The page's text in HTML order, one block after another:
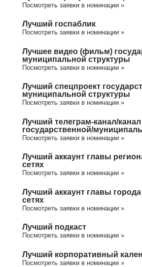
Посмотреть заявки в номинации »
Лучший госпаблик
Посмотреть заявки в номинации »
Лучшее видео (фильм)
муниципальной структуры
Посмотреть заявки в номинации »
Лучший спецпроект
муниципальной структуры
Посмотреть заявки в номинации »
Лучший телеграм-канал/
государственной/
Посмотреть заявки в номинации »
Лучший аккаунт главы
сетях
Посмотреть заявки в номинации »
Лучший аккаунт главы
сетях
Посмотреть заявки в номинации »
Лучший подкаст
Посмотреть заявки в номинации »
Лучший корпоративный
Посмотреть заявки в номинации »